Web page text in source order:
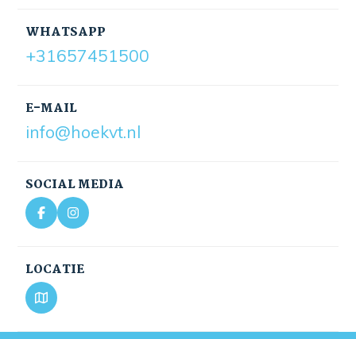
E-MAIL
info@hoekvt.nl
WHATSAPP
+31657451500
SOCIAL MEDIA
LOCATIE